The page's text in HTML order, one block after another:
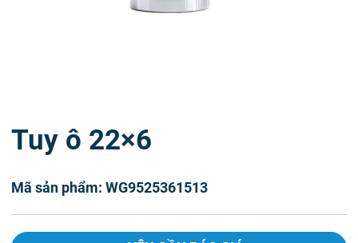
Tuy ô 22×6
Mã sản phẩm: WG9525361513